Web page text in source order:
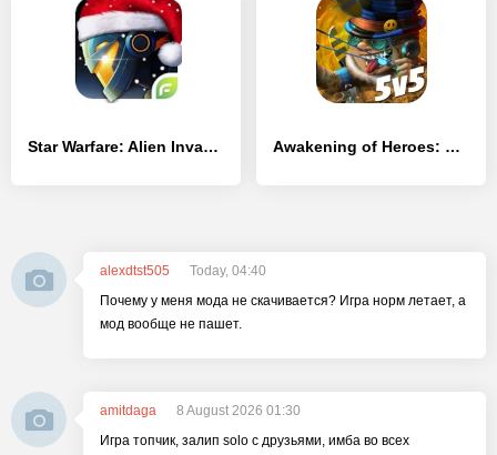
Star Warfare: Alien Invasion Awakening of Heroes: MOBA 5v5
alexdtst505
Today, 04:40
Почему у меня мода не скачивается? Игра норм летает, а
мод вообще не пашет.
amitdaga
8 August 2026 01:30
Игра топчик, залип solo с друзьями, имба во всех